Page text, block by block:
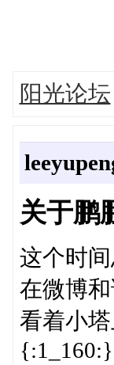
阳光论坛
关于鹏
这个时
在微博
看着小
{:1_160:}